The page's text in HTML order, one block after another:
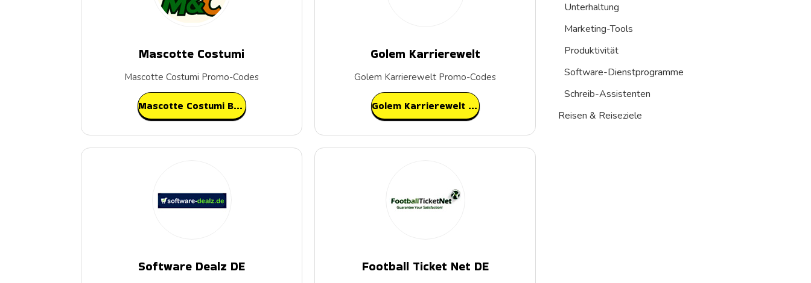
Mascotte Costumi
Mascotte Costumi Promo-Codes
Mascotte Costumi Bewertungen
Golem Karrierewelt
Golem Karrierewelt Promo-Codes
Golem Karrierewelt Bewertungen
Software Dealz DE Football Ticket Net DE
Unterhaltung
Marketing-Tools
Produktivität
Software-Dienstprogramme
Schreib-Assistenten
Reisen & Reiseziele